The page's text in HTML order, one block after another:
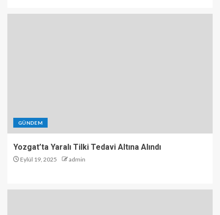
GÜNDEM
Yozgat’ta Yaralı Tilki Tedavi Altına Alındı
Eylül 19, 2025 admin